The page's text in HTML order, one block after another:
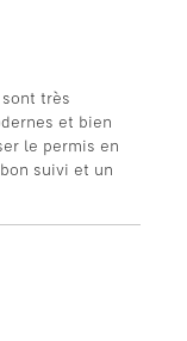
très
et bien
le permis en
suivi et un